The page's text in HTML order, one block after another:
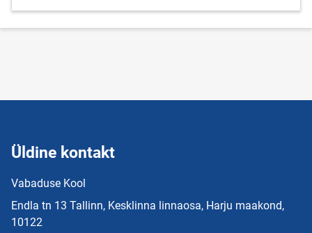
Üldine kontakt
Vabaduse Kool
Endla tn 13 Tallinn, Kesklinna linnaosa, Harju maakond,
10122